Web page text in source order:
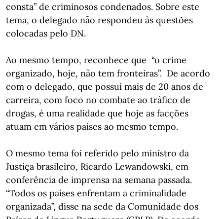
consta” de criminosos condenados. Sobre este
tema, o delegado não respondeu às questões
colocadas pelo DN.
Ao mesmo tempo, reconhece que “o crime
organizado, hoje, não tem fronteiras”. De acordo
com o delegado, que possui mais de 20 anos de
carreira, com foco no combate ao tráfico de
drogas, é uma realidade que hoje as facções
atuam em vários países ao mesmo tempo.
O mesmo tema foi referido pelo ministro da
Justiça brasileiro, Ricardo Lewandowski, em
conferência de imprensa na semana passada.
“Todos os países enfrentam a criminalidade
organizada”, disse na sede da Comunidade dos